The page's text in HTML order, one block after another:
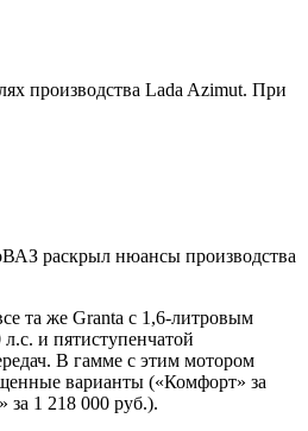
производства Lada Azimut. При
раскрыл нюансы производства
та же Granta с 1,6-литровым
и пятиступенчатой
В гамме с этим мотором
варианты («Комфорт» за
за 1 218 000 руб.).